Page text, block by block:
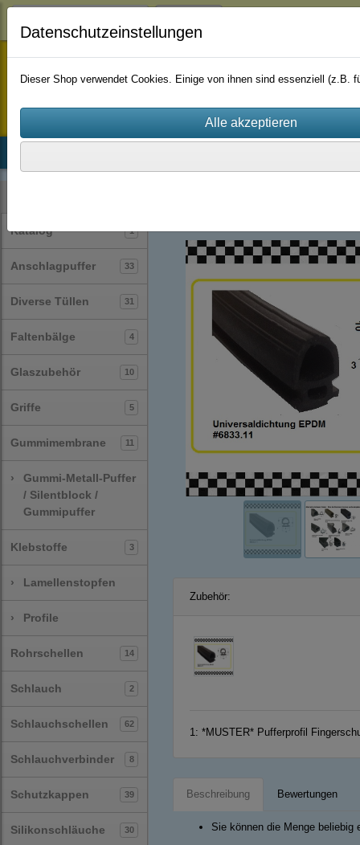
staufenbiel-berlin
Katalog 1
Anschlagpuffer 33
Diverse Tüllen 31
Faltenbälge 4
Glaszubehör 10
Griffe 5
Gummimembrane 11
›
Gummi-Metall-Puffer
/ Silentblock /
Gummipuffer
Klebstoffe 3
› Lamellenstopfen
› Profile
Rohrschellen 14
Schlauch 2
Schlauchschellen 62
Schlauchverbinder 8
Schutzkappen 39
Silikonschläuche 30
Zubehör:
1: *MUSTER* Pufferprofil
Beschreibung Bewertungen
Sie können die Menge
Datenschutzeinstellungen
Dieser Shop verwendet Cookies. Einige von ihnen sind essenziell (z.B.